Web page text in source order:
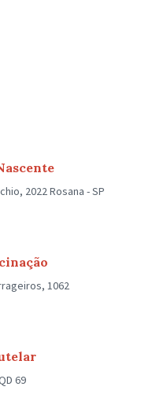
2022 Rosana - SP
1062
69